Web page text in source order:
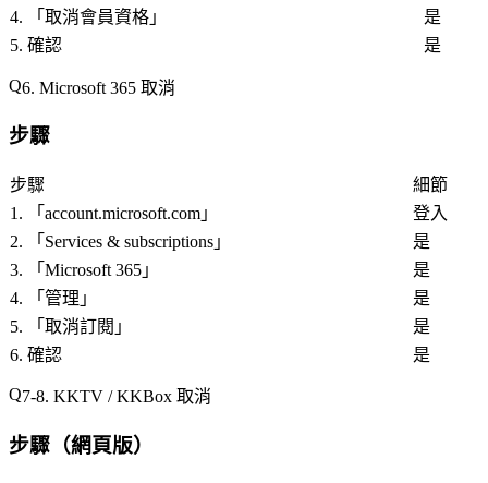
4. 「 取消會員資格 」
是
5. 確認
是
6. Microsoft 365 取消
步驟
步驟
細節
1. 「 account.microsoft.com 」
登入
2. 「 Services & subscriptions 」
是
3. 「 Microsoft 365 」
是
4. 「 管理 」
是
5. 「 取消訂閱 」
是
6. 確認
是
7-8. KKTV / KKBox 取消
步驟（網頁版）